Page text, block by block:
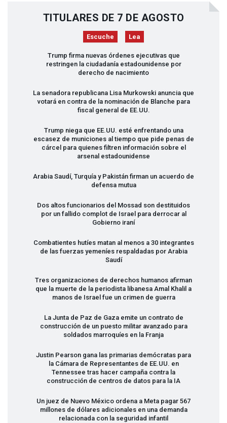
TITULARES DE 7 DE AGOSTO
Escuche Lea
Trump firma nuevas órdenes ejecutivas que
restringen la ciudadanía estadounidense por
derecho de nacimiento
La senadora republicana Lisa Murkowski anuncia que
votará en contra de la nominación de Blanche para
fiscal general de EE.UU.
Trump niega que EE.UU. esté enfrentando una
escasez de municiones al tiempo que pide penas de
cárcel para quienes filtren información sobre el
arsenal estadounidense
Arabia Saudí, Turquía y Pakistán firman un acuerdo de
defensa mutua
Dos altos funcionarios del Mossad son destituidos
por un fallido complot de Israel para derrocar al
Gobierno iraní
Combatientes hutíes matan al menos a 30 integrantes
de las fuerzas yemeníes respaldadas por Arabia
Saudí
Tres organizaciones de derechos humanos afirman
que la muerte de la periodista libanesa Amal Khalil a
manos de Israel fue un crimen de guerra
La Junta de Paz de Gaza emite un contrato de
construcción de un puesto militar avanzado para
soldados marroquíes en la Franja
Justin Pearson gana las primarias demócratas para
la Cámara de Representantes de EE.UU. en
Tennessee tras hacer campaña contra la
construcción de centros de datos para la IA
Un juez de Nuevo México ordena a Meta pagar 567
millones de dólares adicionales en una demanda
relacionada con la seguridad infantil